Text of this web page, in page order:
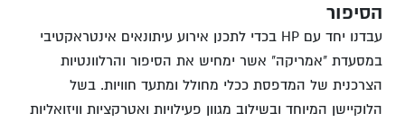
הסיפור
עבדנו יחד עם HP בכדי לתכנן אירוע עיתונאים אינטראקטיבי
במסעדת "אמריקה" אשר ימחיש את הסיפור והרלוונטיות
הצרכנית של המדפסת ככלי מחולל ומתעד חוויות. בשל
הלוקיישן המיוחד ובשילוב מגוון פעילויות ואטרקציות וויזואליות